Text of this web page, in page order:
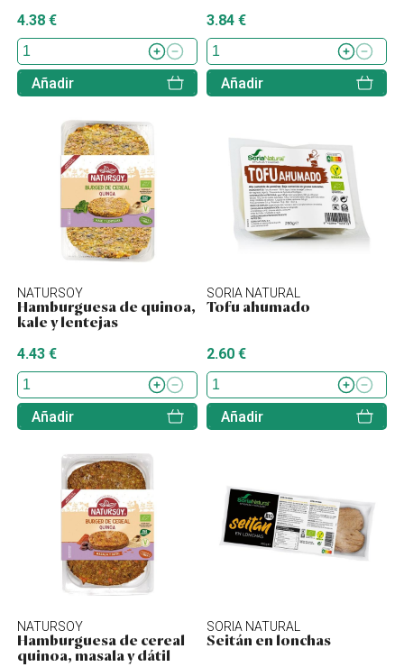
4.38 €
Añadir
3.84 €
Añadir
NATURSOY
Hamburguesa de quinoa,
kale y lentejas
4.43 €
Añadir
SORIA NATURAL
Tofu ahumado
2.60 €
Añadir
NATURSOY
Hamburguesa de cereal
quinoa, masala y dátil
SORIA NATURAL
Seitán en lonchas